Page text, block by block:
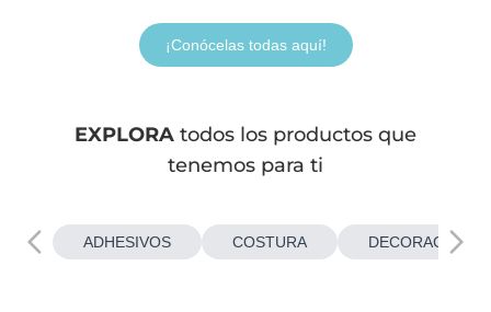
¡Conócelas todas aquí!
EXPLORA todos los productos que
tenemos para ti
ADHESIVOS COSTURA